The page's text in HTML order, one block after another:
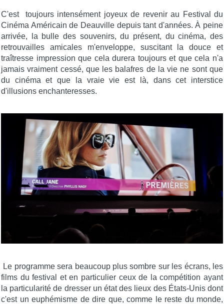
C'est toujours intensément joyeux de revenir au Festival du
Cinéma Américain de Deauville depuis tant d'années. À peine
arrivée, la bulle des souvenirs, du présent, du cinéma, des
retrouvailles amicales m'enveloppe, suscitant la douce et
traîtresse impression que cela durera toujours et que cela n'a
jamais vraiment cessé, que les balafres de la vie ne sont que
du cinéma et que la vraie vie est là, dans cet interstice
d'illusions enchanteresses.
Le programme sera beaucoup plus sombre sur les écrans, les
films du festival et en particulier ceux de la compétition ayant
la particularité de dresser un état des lieux des États-Unis dont
c'est un euphémisme de dire que, comme le reste du monde,